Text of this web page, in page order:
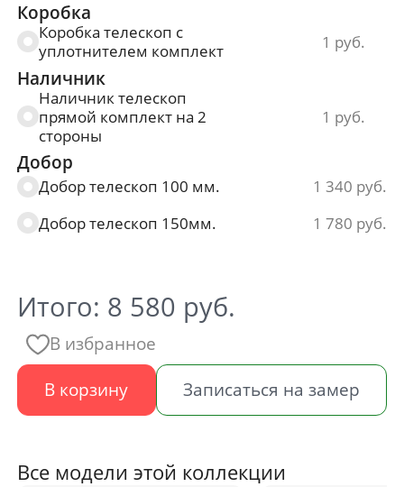
900*2000 мм.
Коробка
Коробка телескоп с
уплотнителем комплект
1
Наличник
Наличник телескоп
прямой комплект на 2
стороны
1
Добор
Добор телескоп 100 мм.
1 340
Добор телескоп 150мм.
1 780
Итого: 8 580 руб.
В избранное
В корзину
Записаться на замер
Все модели этой коллекции